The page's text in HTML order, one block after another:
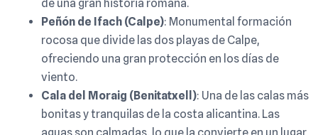
de una gran historia romana.
Peñón de Ifach (Calpe): Monumental formación
rocosa que divide las dos playas de Calpe,
ofreciendo una gran protección en los días de
viento.
Cala del Moraig (Benitatxell): Una de las calas más
bonitas y tranquilas de la costa alicantina. Las